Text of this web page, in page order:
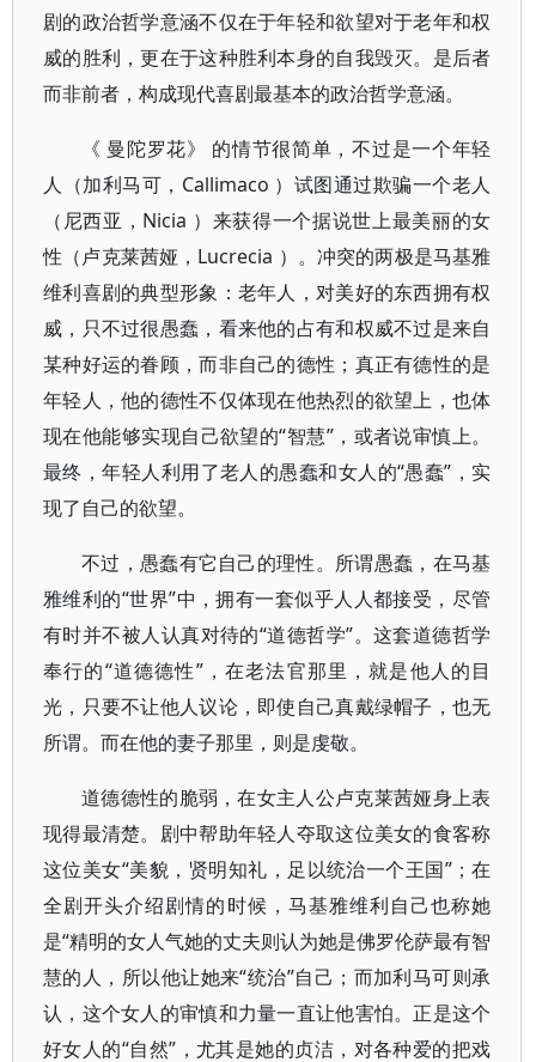
剧的政治哲学意涵不仅在于年轻和欲望对于老年和权
威的胜利，更在于这种胜利本身的自我毁灭。是后者
而非前者，构成现代喜剧最基本的政治哲学意涵。
《 曼陀罗花》 的情节很简单，不过是一个年轻
人（加利马可，Callimaco ）试图通过欺骗一个老人
（尼西亚，Nicia ）来获得一个据说世上最美丽的女
性（卢克莱茜娅，Lucrecia ）。冲突的两极是马基雅
维利喜剧的典型形象：老年人，对美好的东西拥有权
威，只不过很愚蠢，看来他的占有和权威不过是来自
某种好运的眷顾，而非自己的德性；真正有德性的是
年轻人，他的德性不仅体现在他热烈的欲望上，也体
现在他能够实现自己欲望的“智慧”，或者说审慎上。
最终，年轻人利用了老人的愚蠢和女人的“愚蠢”，实
现了自己的欲望。
不过，愚蠢有它自己的理性。所谓愚蠢，在马基
雅维利的“世界”中，拥有一套似乎人人都接受，尽管
有时并不被人认真对待的“道德哲学”。这套道德哲学
奉行的“道德德性”，在老法官那里，就是他人的目
光，只要不让他人议论，即使自己真戴绿帽子，也无
所谓。而在他的妻子那里，则是虔敬。
道德德性的脆弱，在女主人公卢克莱茜娅身上表
现得最清楚。剧中帮助年轻人夺取这位美女的食客称
这位美女“美貌，贤明知礼，足以统治一个王国”；在
全剧开头介绍剧情的时候，马基雅维利自己也称她
是“精明的女人气她的丈夫则认为她是佛罗伦萨最有智
慧的人，所以他让她来“统治”自己；而加利马可则承
认，这个女人的审慎和力量一直让他害怕。正是这个
好女人的“自然”，尤其是她的贞洁，对各种爱的把戏